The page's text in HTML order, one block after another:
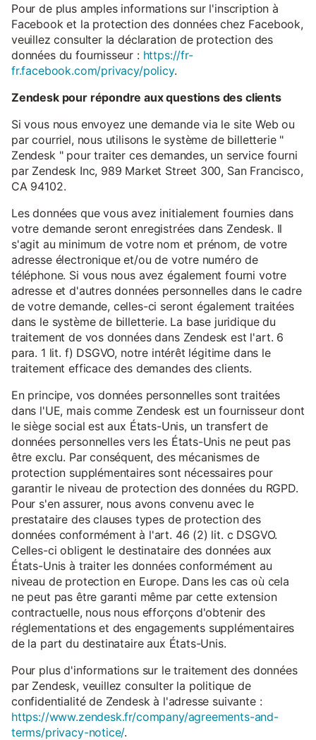
Pour de plus amples informations sur l'inscription à
Facebook et la protection des données chez Facebook,
veuillez consulter la déclaration de protection des
données du fournisseur : https://fr-
fr.facebook.com/privacy/policy.
Zendesk pour répondre aux questions des clients
Si vous nous envoyez une demande via le site Web ou
par courriel, nous utilisons le système de billetterie "
Zendesk " pour traiter ces demandes, un service fourni
par Zendesk Inc, 989 Market Street 300, San Francisco,
CA 94102.
Les données que vous avez initialement fournies dans
votre demande seront enregistrées dans Zendesk. Il
s'agit au minimum de votre nom et prénom, de votre
adresse électronique et/ou de votre numéro de
téléphone. Si vous nous avez également fourni votre
adresse et d'autres données personnelles dans le cadre
de votre demande, celles-ci seront également traitées
dans le système de billetterie. La base juridique du
traitement de vos données dans Zendesk est l'art. 6
para. 1 lit. f) DSGVO, notre intérêt légitime dans le
traitement efficace des demandes des clients.
En principe, vos données personnelles sont traitées
dans l'UE, mais comme Zendesk est un fournisseur dont
le siège social est aux États-Unis, un transfert de
données personnelles vers les États-Unis ne peut pas
être exclu. Par conséquent, des mécanismes de
protection supplémentaires sont nécessaires pour
garantir le niveau de protection des données du RGPD.
Pour s'en assurer, nous avons convenu avec le
prestataire des clauses types de protection des
données conformément à l'art. 46 (2) lit. c DSGVO.
Celles-ci obligent le destinataire des données aux
États-Unis à traiter les données conformément au
niveau de protection en Europe. Dans les cas où cela
ne peut pas être garanti même par cette extension
contractuelle, nous nous efforçons d'obtenir des
réglementations et des engagements supplémentaires
de la part du destinataire aux États-Unis.
Pour plus d'informations sur le traitement des données
par Zendesk, veuillez consulter la politique de
confidentialité de Zendesk à l'adresse suivante :
https://www.zendesk.fr/company/agreements-and-
terms/privacy-notice/.